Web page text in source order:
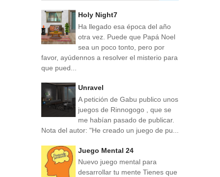
Holy Night7
Ha llegado esa época del año
otra vez. Puede que Papá Noel
sea un poco tonto, pero por
favor, ayúdennos a resolver el misterio para
que pued...
Unravel
A petición de Gabu publico unos
juegos de Rinnogogo , que se
me habían pasado de publicar.
Nota del autor: "He creado un juego de pu...
Juego Mental 24
Nuevo juego mental para
desarrollar tu mente Tienes que